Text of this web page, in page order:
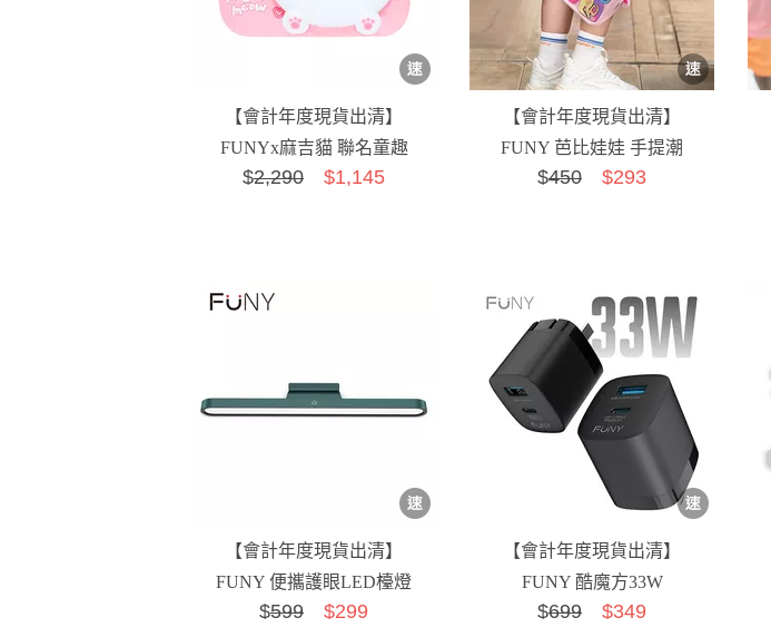
【會計年度現貨出清】
FUNYx麻吉貓 聯名童趣
數位相機【升級附贈】
$2,290 $1,145
【會計年度現貨出清】
FUNY 芭比娃娃 手提潮
$450 $293
【會計年度現貨出清】
FUNY 便攜護眼LED檯燈
綠色
$599 $299
【會計年度現貨出清】
FUNY 酷魔方33W
PD3.0+QC3.0雙孔GaN...
$699 $349